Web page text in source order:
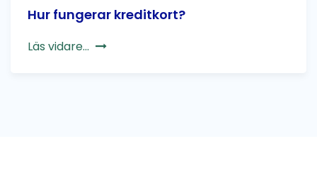
Hur fungerar kreditkort?
Läs vidare...